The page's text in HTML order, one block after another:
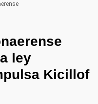
ley
Kicillof